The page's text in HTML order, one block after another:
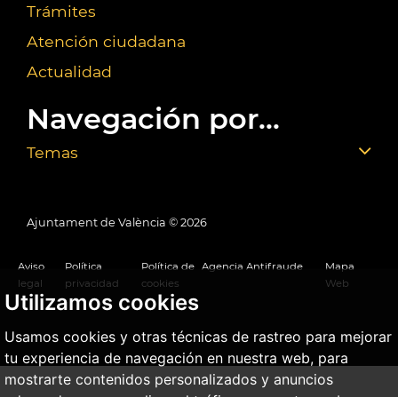
Utilizamos cookies
Usamos cookies y otras técnicas de rastreo para mejorar
tu experiencia de navegación en nuestra web, para
mostrarte contenidos personalizados y anuncios
Trámites
Atención ciudadana
Actualidad
Navegación por...
Temas
Ajuntament de València © 2026
Aviso
legal
Política
privacidad
Política de
cookies
Agencia Antifraude
Mapa
Web